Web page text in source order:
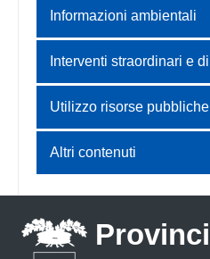
Informazioni ambientali
Interventi straordinari e
Utilizzo risorse pubbliche
Altri contenuti